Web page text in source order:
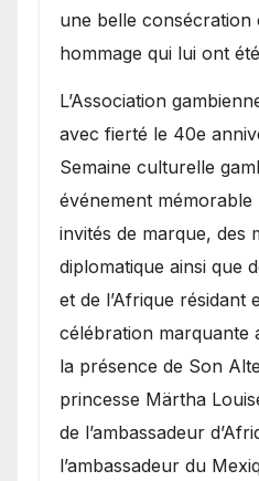
une belle consécration
hommage qui lui ont
​L’Association
avec fierté le 40e
Semaine culturelle
événement mémorable
invités de marque, des
diplomatique ainsi que
et de l’Afrique résidant
célébration marquante
la présence de Son
princesse Märtha
de l’ambassadeur
l’ambassadeur du